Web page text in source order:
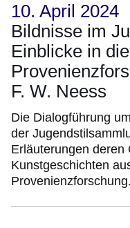
10. April 2024
Bildnisse im
Einblicke in die
F. W. Neess
Die Dialogführung
der
Erläuterungen deren
Kunstgeschichten
Provenienzforschung.